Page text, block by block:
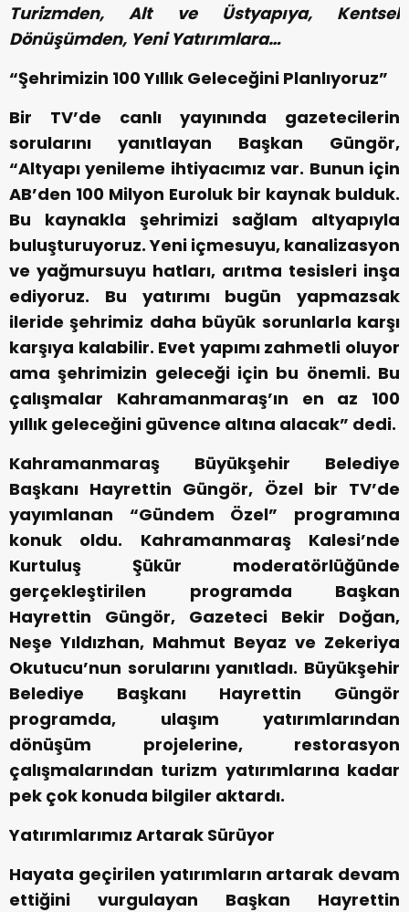
Turizmden, Alt ve Üstyapıya, Kentsel
Dönüşümden, Yeni Yatırımlara…
“Şehrimizin 100 Yıllık Geleceğini Planlıyoruz”
Bir TV’de canlı yayınında gazetecilerin
sorularını yanıtlayan Başkan Güngör,
“Altyapı yenileme ihtiyacımız var. Bunun için
AB’den 100 Milyon Euroluk bir kaynak bulduk.
Bu kaynakla şehrimizi sağlam altyapıyla
buluşturuyoruz. Yeni içmesuyu, kanalizasyon
ve yağmursuyu hatları, arıtma tesisleri inşa
ediyoruz. Bu yatırımı bugün yapmazsak
ileride şehrimiz daha büyük sorunlarla karşı
karşıya kalabilir. Evet yapımı zahmetli oluyor
ama şehrimizin geleceği için bu önemli. Bu
çalışmalar Kahramanmaraş’ın en az 100
yıllık geleceğini güvence altına alacak” dedi.
Kahramanmaraş Büyükşehir Belediye
Başkanı Hayrettin Güngör, Özel bir TV’de
yayımlanan “Gündem Özel” programına
konuk oldu. Kahramanmaraş Kalesi’nde
Kurtuluş Şükür moderatörlüğünde
gerçekleştirilen programda Başkan
Hayrettin Güngör, Gazeteci Bekir Doğan,
Neşe Yıldızhan, Mahmut Beyaz ve Zekeriya
Okutucu’nun sorularını yanıtladı. Büyükşehir
Belediye Başkanı Hayrettin Güngör
programda, ulaşım yatırımlarından
dönüşüm projelerine, restorasyon
çalışmalarından turizm yatırımlarına kadar
pek çok konuda bilgiler aktardı.
Yatırımlarımız Artarak Sürüyor
Hayata geçirilen yatırımların artarak devam
ettiğini vurgulayan Başkan Hayrettin